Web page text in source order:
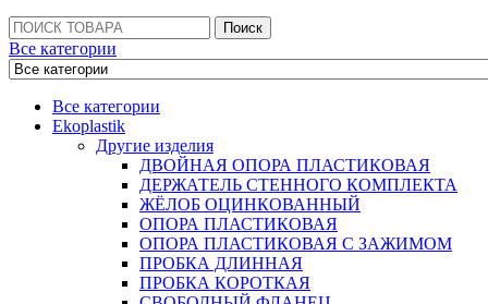
Поиск:
Поиск
Все категории
Все категории
Ekoplastik
Другие изделия
ДВОЙНАЯ ОПОРА ПЛАСТИКОВАЯ
ДЕРЖАТЕЛЬ СТЕННОГО КОМПЛЕКТА
ЖЁЛОБ ОЦИНКОВАННЫЙ
ОПОРА ПЛАСТИКОВАЯ
ОПОРА ПЛАСТИКОВАЯ С ЗАЖИМОМ
ПРОБКА ДЛИННАЯ
ПРОБКА КОРОТКАЯ